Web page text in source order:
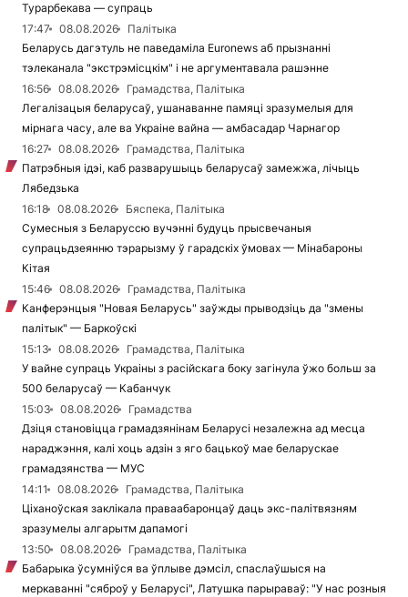
Турарбекава — супраць
17:47
08.08.2026
Палітыка
Беларусь дагэтуль не паведаміла Euronews аб прызнанні
тэлеканала "экстрэмісцкім" і не аргументавала рашэнне
16:56
08.08.2026
Грамадства, Палітыка
Легалізацыя беларусаў, ушанаванне памяці зразумелыя для
мірнага часу, але ва Украіне вайна — амбасадар Чарнагор
16:27
08.08.2026
Грамадства, Палітыка
Патрэбныя ідэі, каб разварушыць беларусаў замежжа, лічыць
Лябедзька
16:18
08.08.2026
Бяспека, Палітыка
Сумесныя з Беларуссю вучэнні будуць прысвечаныя
супрацьдзеянню тэрарызму ў гарадскіх ўмовах — Мінабароны
Кітая
15:46
08.08.2026
Грамадства, Палітыка
Канферэнцыя "Новая Беларусь" заўжды прыводзіць да "змены
палітык" — Баркоўскі
15:13
08.08.2026
Грамадства, Палітыка
У вайне супраць Украіны з расійскага боку загінула ўжо больш за
500 беларусаў — Кабанчук
15:03
08.08.2026
Грамадства
Дзіця становіцца грамадзянінам Беларусі незалежна ад месца
нараджэння, калі хоць адзін з яго бацькоў мае беларускае
грамадзянства — МУС
14:11
08.08.2026
Грамадства, Палітыка
Ціханоўская заклікала праваабаронцаў даць экс-палітвязням
зразумелы алгарытм дапамогі
13:50
08.08.2026
Грамадства, Палітыка
Бабарыка ўсумніўся ва ўплыве дэмсіл, спаслаўшыся на
меркаванні "сяброў у Беларусі", Латушка парыраваў: "У нас розныя